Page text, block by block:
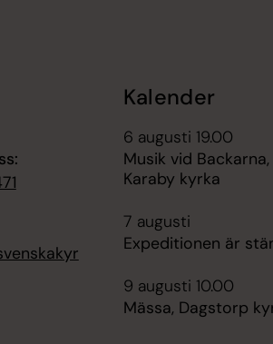
Kalender
6 augusti 19.00
Musik vid
Karaby kyrka
7 augusti
Expeditionen är
9 augusti 10.00
Mässa, Dagstorp